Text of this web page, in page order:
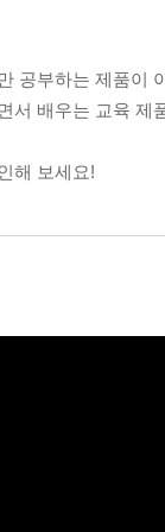
공부하는 제품이
서 배우는 교육 제
해 보세요!